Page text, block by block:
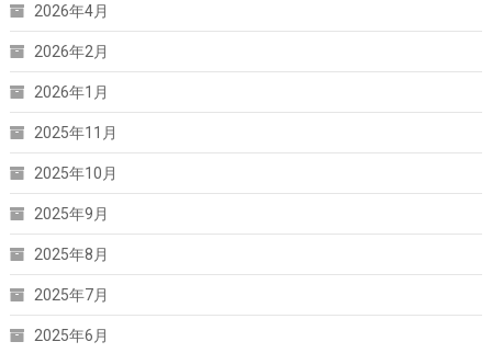
2026年4月
2026年2月
2026年1月
2025年11月
2025年10月
2025年9月
2025年8月
2025年7月
2025年6月